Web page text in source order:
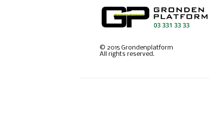
© 2015Grondenplatform
All rights reserved.